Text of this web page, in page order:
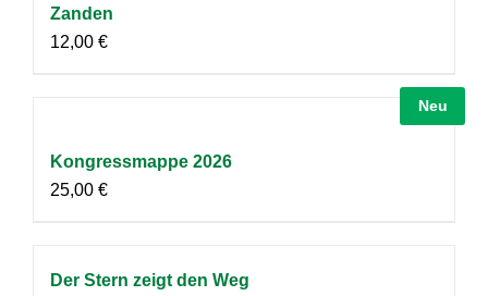
Zanden
12,00 €
Neu
Kongressmappe 2026
25,00 €
Der Stern zeigt den Weg